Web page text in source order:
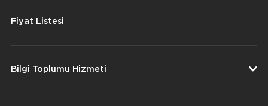
Fiyat Listesi
Bilgi Toplumu Hizmeti